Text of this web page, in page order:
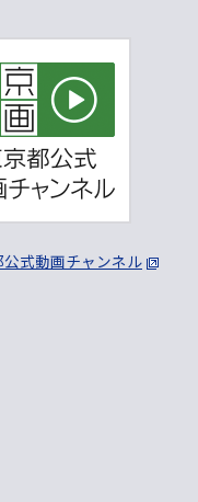
式動画チャンネル